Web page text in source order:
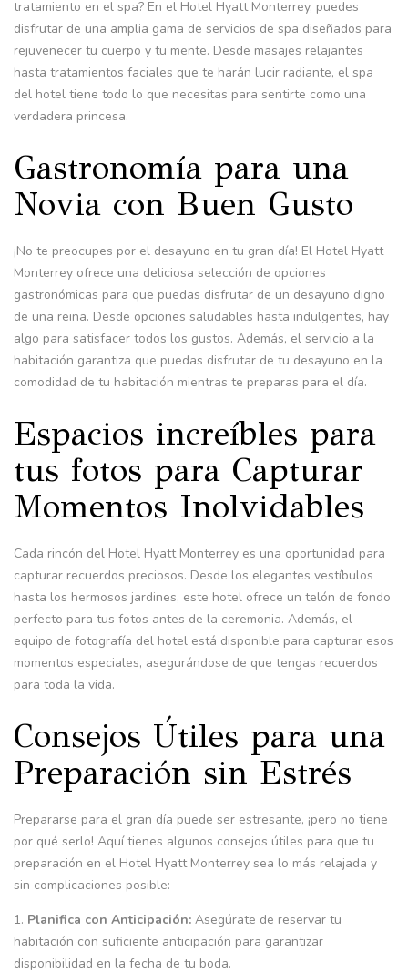
tratamiento en el spa? En el Hotel Hyatt Monterrey, puedes
disfrutar de una amplia gama de servicios de spa diseñados para
rejuvenecer tu cuerpo y tu mente. Desde masajes relajantes
hasta tratamientos faciales que te harán lucir radiante, el spa
del hotel tiene todo lo que necesitas para sentirte como una
verdadera princesa.
Gastronomía para una
Novia con Buen Gusto
¡No te preocupes por el desayuno en tu gran día! El Hotel Hyatt
Monterrey ofrece una deliciosa selección de opciones
gastronómicas para que puedas disfrutar de un desayuno digno
de una reina. Desde opciones saludables hasta indulgentes, hay
algo para satisfacer todos los gustos. Además, el servicio a la
habitación garantiza que puedas disfrutar de tu desayuno en la
comodidad de tu habitación mientras te preparas para el día.
Espacios increíbles para
tus fotos para Capturar
Momentos Inolvidables
Cada rincón del Hotel Hyatt Monterrey es una oportunidad para
capturar recuerdos preciosos. Desde los elegantes vestíbulos
hasta los hermosos jardines, este hotel ofrece un telón de fondo
perfecto para tus fotos antes de la ceremonia. Además, el
equipo de fotografía del hotel está disponible para capturar esos
momentos especiales, asegurándose de que tengas recuerdos
para toda la vida.
Consejos Útiles para una
Preparación sin Estrés
Prepararse para el gran día puede ser estresante, ¡pero no tiene
por qué serlo! Aquí tienes algunos consejos útiles para que tu
preparación en el Hotel Hyatt Monterrey sea lo más relajada y
sin complicaciones posible:
1. Planifica con Anticipación: Asegúrate de reservar tu
habitación con suficiente anticipación para garantizar
disponibilidad en la fecha de tu boda.